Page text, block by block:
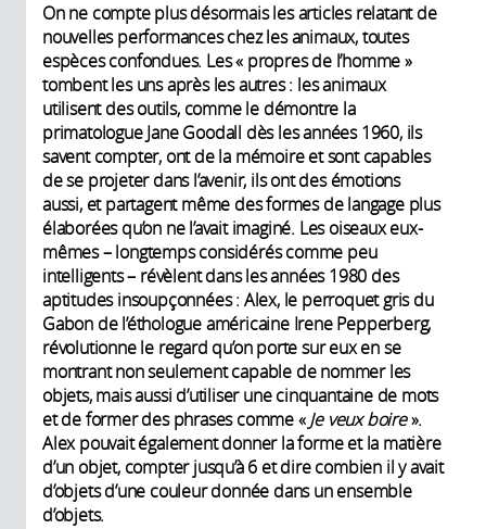
On ne compte plus désormais les articles relatant de
nouvelles performances chez les animaux, toutes
espèces confondues. Les « propres de l’homme »
tombent les uns après les autres : les animaux
utilisent des outils, comme le démontre la
primatologue Jane Goodall dès les années 1960, ils
savent compter, ont de la mémoire et sont capables
de se projeter dans l’avenir, ils ont des émotions
aussi, et partagent même des formes de langage plus
élaborées qu’on ne l’avait imaginé. Les oiseaux eux-
mêmes – longtemps considérés comme peu
intelligents – révèlent dans les années 1980 des
aptitudes insoupçonnées : Alex, le perroquet gris du
Gabon de l’éthologue américaine Irene Pepperberg,
révolutionne le regard qu’on porte sur eux en se
montrant non seulement capable de nommer les
objets, mais aussi d’utiliser une cinquantaine de mots
et de former des phrases comme «Je veux boire».
Alex pouvait également donner la forme et la matière
d’un objet, compter jusqu’à 6 et dire combien il y avait
d’objets d’une couleur donnée dans un ensemble
d’objets.